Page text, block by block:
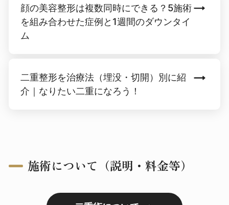
顔の美容整形は複数同時にできる？5施術
を組み合わせた症例と1週間のダウンタイ
ム
二重整形を治療法（埋没・切開）別に紹
介｜なりたい二重になろう！
施術について（説明・料金等）